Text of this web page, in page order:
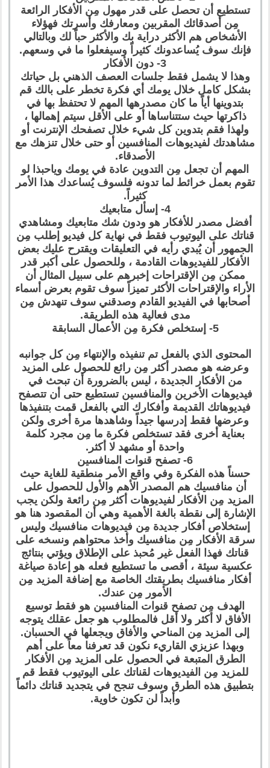
تستطيع أن تحصل على قدر مهول مِن الأفكار الرائعة
مِن أصدقائك المقربين ومعارفك وأسرتك فهؤلاء
الأشخاص هم الأكثر دراية بك والأكثر حباً لك وبالتالي
فإنك سوف يُساعدونك كثيراً وسيفعلوا ما في وسعهم.
3- دون الأفكار
وهذا لا يشمل فقط جلسات العصف الذهني بل حياتك
بشكل كامل خلال يومك أي فكرة تخطر على بالك قم
بتدوينها أياً ما كان مصدرهها المهم لا تحتفظ بها في
ذاكرتها حيث ستتناساها أو على الأقل سيتم إهمالها ،
ولهذا فقم بتدوين كل شيء خلال تصفحك الإنترنت أو
مشاهدتك لفيديوهات المنافسين أو حتى خلال تنزهك مع
الأصدقاء.
المهم أن تجعل مِن التدوين عادة في يومك وياحبذا لو
تقوم بعمل خرائط لما تدونه فلسوف يُساعدك هذا الأمر
كثيراً.
4- إسأل متابعيك
أفضل مصدر للأفكار هو ودون شك متابعيك ومشاهدي
قناتك على اليوتيوب فقط في نهاية كل فيديو إطلب مِن
الجمهور أن يُبدي رأيه في التعليقات ويقترح عليك بعض
الأفكار للفيديوهات القادمة ، وللحصول على أكبر قدر
ممكن مِن الإقتراحات إخبرهم على سبيل المثال أن
الأراء والإقتراحات الأكثر تميزاً سوف تقوم بعرض أسماء
أصحابها في الفيديو القادم وصدقني سوف تنهدش مِن
مدى فعالية هذه الطريقة.
5- إستخلص فكرة مِن الأعمال السابقة
المحتوى الذي بالفعل تم تنفيذه والإنتهاء مِن كل جوانبه
وعرضه هو مصدر أكثر مِن رائع للحصول على المزيد
من الأفكار الجديدة ، ليس بالضرورة أن تبحث في
فيديوهات الأخرين والمنافسين تستطيع حتى أن تتصفح
فيديوهاتك القديمة وأفكارك التي بالفعل قمت بتنفيذها
وعرضها فقط إدرسها جيداً وشاهدها مرة أخرى ولكن
بعناية أخرى فقد تستخلص فكرة ما مِن مجرد كلمة
واحدة أو مشهد لا أكثر.
6- تصفح قنوات المنافسين
حسناً هذه الفكرة وفي واقع الأمر منطقية للغاية حيث
أن منافسيك هم المصدر الأهم والأول للحصول على
المزيد مِن الأفكار لفيديوهات أكثر مِن رائعة ولكن يجب
الإشارة إلى نقطة بالغة الأهمية وهي أن المقصود هنا هو
إستخلاص أفكار جديدة مِن فيديوهات منافسيك وليس
سرقة الأفكار مِن منافسيك وأخذ محتواهم ونسخه على
قناتك فهذا الفعل غير مُحبذ على الإطلاق ويؤتي بنتائج
عكسية سيئة ، أقصى ما تستطيع فعله هو إعادة صياغة
أفكار منافسيك بطريقتك الخاصة مع إضافة المزيد مِن
الأمور مِن عندك.
الهدف مِن تصفح قنوات المنافسين هو فقط توسيع
الأفاق لا أكثر ولا أقل فالمطلوب هو جعل عقلك يتوجه
إلى المزيد مِن المناحي والأفاق ويجعلها في الحسبان.
وبهذا عزيزي القاريء نكون قد تعرفنا معاً على أهم
الطرق المتبعة في الحصول على المزيد مِن الأفكار
للمزيد مِن الفيديوهات لقناتك على اليوتيوب فقط قم
بتطبيق هذه الطرق وسوف تنجح في يتجديد قناتك دائماً
وأبداً لن تكون خاوية.